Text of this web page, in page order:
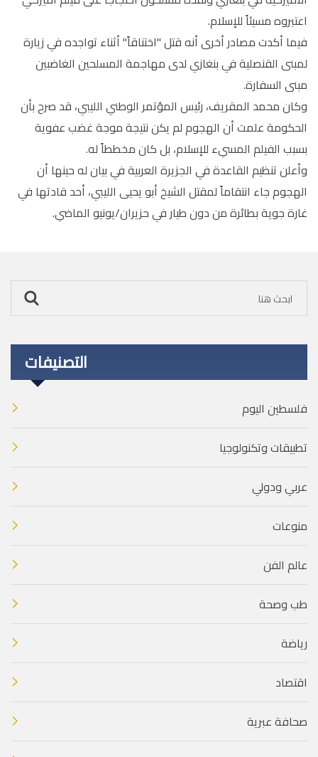
اعتبروه مسيئاً للإسلام.
فيما أكدت مصادر أخرى أنه قتل "اختناقاً" أثناء تواجده في زيارة
لمبنى القنصلية في بنغازي لدى مهاجمة المسلحين الغاضبين
مبنى السفارة.
وكان محمد المقريف، رئيس المؤتمر الوطني الليبي، قد صرح بأن
الحكومة علمت أن الهجوم لم يكن نتيجة موجة غضب عفوية
بسبب الفيلم المسيء للإسلام، بل كان مخططاً له.
وأعلن تنظيم القاعدة في الجزيرة العربية في بيان له حينها أن
الهجوم جاء انتقاماً لمقتل الشيخ أبو يحيى الليبي، أحد قادتها في
غارة جوية بطائرة من دون طيار في حزيران/يونيو الماضي.
التصنيفات
فلسطين اليوم
تطبيقات وتكنولوجيا
عربي ودولي
منوعات
عالم الفن
طب وصحة
رياضة
اقتصاد
صحافة عبرية